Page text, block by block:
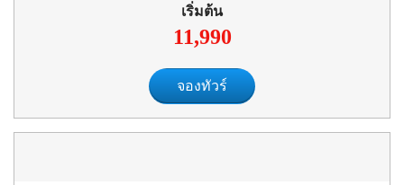
เริ่มต้น
11,990
จองทัวร์